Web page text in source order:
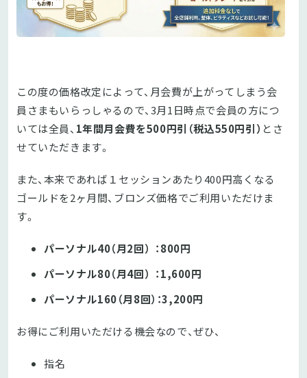
この度の価格改定によって、月会費が上がってしまう会
員さまもいらっしゃるので、3月1日時点で会員の方につ
いては全員、 1年間月会費を500円引（税込550円引） とさ
せていただきます。
また、本来であれば１セッションあたり400円高くなる
ゴールドを2ヶ月間、ブロンズ価格でご利用いただけま
す。
パーソナル40（月2回） ：800円
パーソナル80（月4回） ：1,600円
パーソナル160（月8回）：3,200円
お得にご利用いただける機会なので、ぜひ、
指名